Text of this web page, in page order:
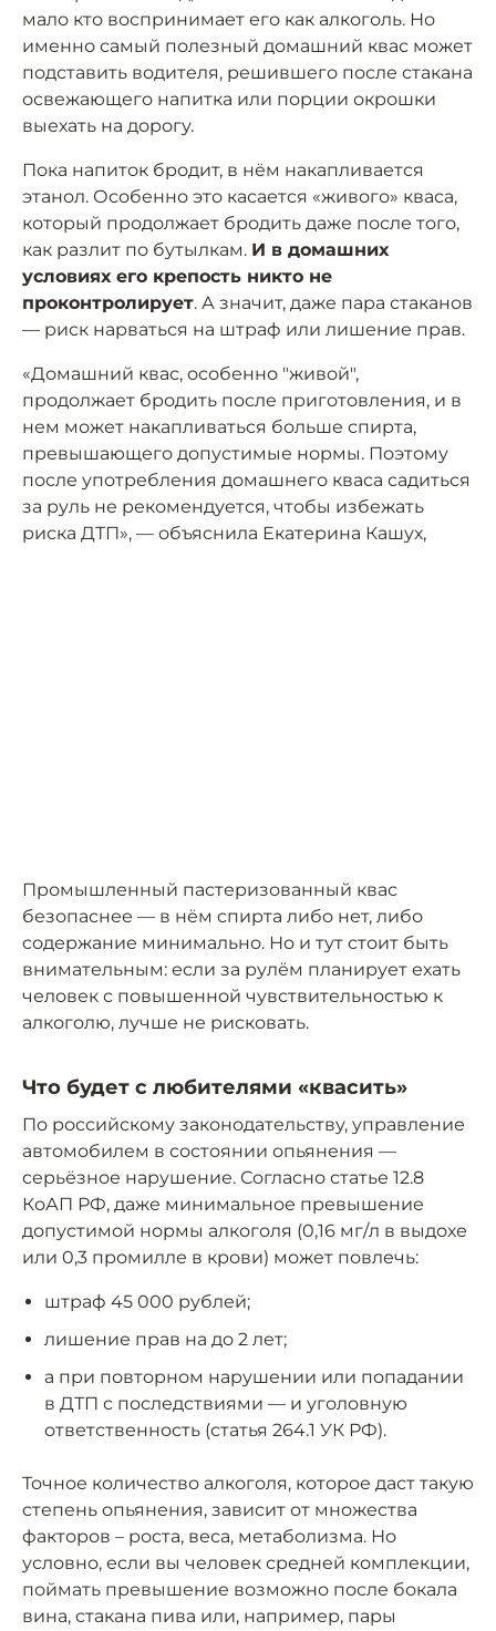
мало кто воспринимает его как алкоголь. Но
именно самый полезный домашний квас может
подставить водителя, решившего после стакана
освежающего напитка или порции окрошки
выехать на дорогу.
Пока напиток бродит, в нём накапливается
этанол. Особенно это касается «живого» кваса,
который продолжает бродить даже после того,
как разлит по бутылкам. И в домашних
условиях его крепость никто не
проконтролирует. А значит, даже пара стаканов
— риск нарваться на штраф или лишение прав.
«Домашний квас, особенно "живой",
продолжает бродить после приготовления, и в
нем может накапливаться больше спирта,
превышающего допустимые нормы. Поэтому
после употребления домашнего кваса садиться
за руль не рекомендуется, чтобы избежать
риска ДТП», — объяснила Екатерина Кашух,
Промышленный пастеризованный квас
безопаснее — в нём спирта либо нет, либо
содержание минимально. Но и тут стоит быть
внимательным: если за рулём планирует ехать
человек с повышенной чувствительностью к
алкоголю, лучше не рисковать.
Что будет с любителями «квасить»
По российскому законодательству, управление
автомобилем в состоянии опьянения —
серьёзное нарушение. Согласно статье 12.8
КоАП РФ, даже минимальное превышение
допустимой нормы алкоголя (0,16 мг/л в выдохе
или 0,3 промилле в крови) может повлечь:
штраф 45 000 рублей;
лишение прав на до 2 лет;
а при повторном нарушении или попадании
в ДТП с последствиями — и уголовную
ответственность (статья 264.1 УК РФ).
Точное количество алкоголя, которое даст такую
степень опьянения, зависит от множества
факторов – роста, веса, метаболизма. Но
условно, если вы человек средней комплекции,
поймать превышение возможно после бокала
вина, стакана пива или, например, пары